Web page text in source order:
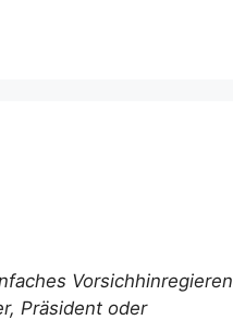
Vorsichhinregieren
Präsident oder